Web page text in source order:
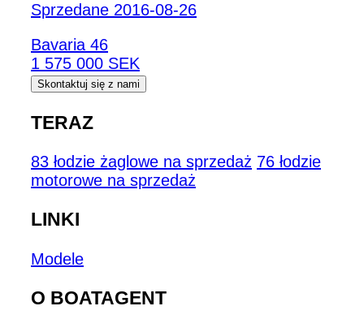
Sprzedane 2016-08-26
Bavaria 46
1 575 000 SEK
Skontaktuj się z nami
TERAZ
83 łodzie żaglowe na sprzedaż 76 łodzie
motorowe na sprzedaż
LINKI
Modele
O BOATAGENT